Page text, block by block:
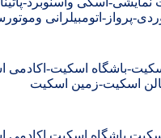
پرواز-اتومبیلرانی
باشگاه اسکیت-
اسکیت-زمین اسکیت
باشگاه اسکیت اکادمی